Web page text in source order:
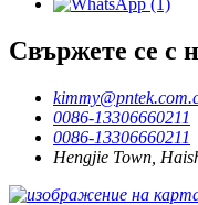
Свържете се с
0086-13306660211
0086-13306660211
Hengjie Town,